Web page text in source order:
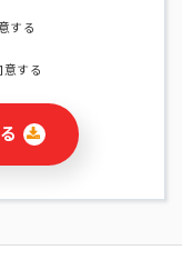
(当社及び第三者の
ますが、それらに
する
意する